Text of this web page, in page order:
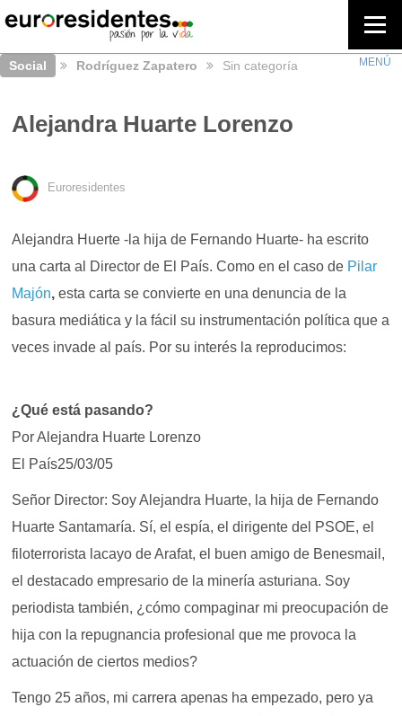
Social Rodríguez Zapatero Sin categoría
Alejandra Huarte Lorenzo
Euroresidentes
Alejandra Huerte -la hija de Fernando Huarte- ha escrito
una carta al Director de El País. Como en el caso de Pilar
Majón,esta carta se convierte en una denuncia de la
basura mediática y la fácil su instrumentación política que a
veces invade al país. Por su interés la reproducimos:
¿Qué está pasando?
Por Alejandra Huarte Lorenzo
El País25/03/05
Señor Director: Soy Alejandra Huarte, la hija de Fernando
Huarte Santamaría. Sí, el espía, el dirigente del PSOE, el
filoterrorista lacayo de Arafat, el buen amigo de Benesmail,
el destacado empresario de la minería asturiana. Soy
periodista también, ¿cómo compaginar mi preocupación de
hija con la repugnancia profesional que me provoca la
actuación de ciertos medios?
Tengo 25 años, mi carrera apenas ha empezado, pero ya